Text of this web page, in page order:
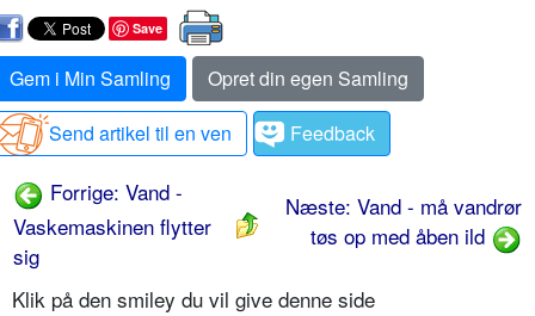
Save
Gem i Min Samling
Opret din egen Samling
Send artikel til en ven
Feedback
Forrige: Vand -
Vaskemaskinen flytter
sig
Næste: Vand - må vandrør
tøs op med åben ild
Klik på den smiley du vil give denne side